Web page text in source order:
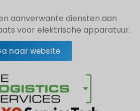
aanverwante diensten aan
voor elektrische apparatuur.
naar website